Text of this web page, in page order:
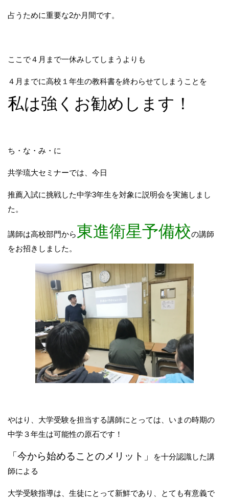
占うために重要な2か月間です。
ここで４月まで一休みしてしまうよりも
４月までに高校１年生の教科書を終わらせてしまうことを
私は強くお勧めします！
ち・な・み・に
共学琉大セミナーでは、今日
推薦入試に挑戦した中学3年生を対象に説明会を実施しまし
た。
講師は高校部門から東進衛星予備校の講師
をお招きしました。
やはり、大学受験を担当する講師にとっては、いまの時期の
中学３年生は可能性の原石です！
「今から始めることのメリット」
を十分認識した講
師による
大学受験指導は、生徒にとって新鮮であり、とても有意義で